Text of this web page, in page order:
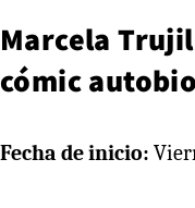
Marcela
cómic
Fecha de inicio: